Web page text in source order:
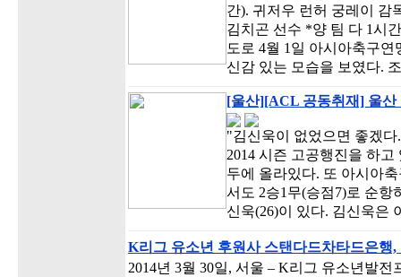
간). 귀저우 런허 궁레이 감
김치곤 선수 *양 팀 다 1시
도로 4월 1일 아시아축구
신감 있는 모습을 보였다.
[울산][ACL 공동취재] 울
"김신욱이 없었으면 좋겠
2014 시즌 고공행진을 하
두에 올라있다. 또 아시아
서도 2승1무(승점7)로 순항
신욱(26)이 있다. 김신욱은
K리그 유소년 후원사 스탠다드차타드은
2014년 3월 30일, 서울 – K리그 유소년발